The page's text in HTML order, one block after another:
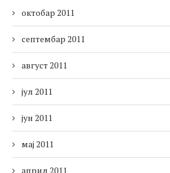
октобар 2011
септембар 2011
август 2011
јул 2011
јун 2011
мај 2011
април 2011